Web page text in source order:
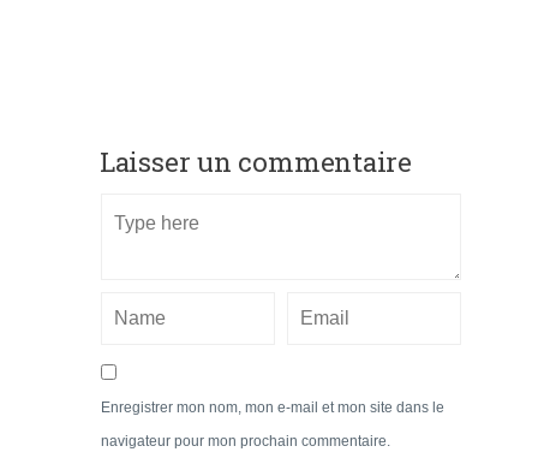
Laisser un commentaire
Enregistrer mon nom, mon e-mail et mon site dans le
navigateur pour mon prochain commentaire.